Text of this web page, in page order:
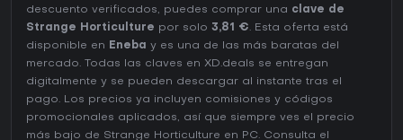
descuento verificados, puedes comprar una clave de
Strange Horticulture por solo 3,81 €. Esta oferta está
disponible en Eneba y es una de las más baratas del
mercado. Todas las claves en XD.deals se entregan
digitalmente y se pueden descargar al instante tras el
pago. Los precios ya incluyen comisiones y códigos
promocionales aplicados, así que siempre ves el precio
más bajo de Strange Horticulture en PC. Consulta el